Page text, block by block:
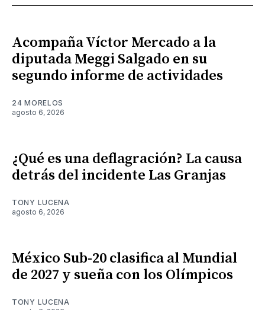
Acompaña Víctor Mercado a la
diputada Meggi Salgado en su
segundo informe de actividades
24 MORELOS
agosto 6, 2026
¿Qué es una deflagración? La causa
detrás del incidente Las Granjas
TONY LUCENA
agosto 6, 2026
México Sub-20 clasifica al Mundial
de 2027 y sueña con los Olímpicos
TONY LUCENA